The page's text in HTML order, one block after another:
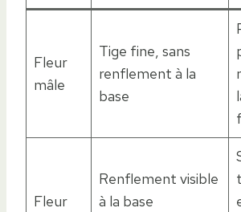
Fleur
mâle
Tige fine, sans
renflement à la
base
Fleur
Renflement visible
à la base